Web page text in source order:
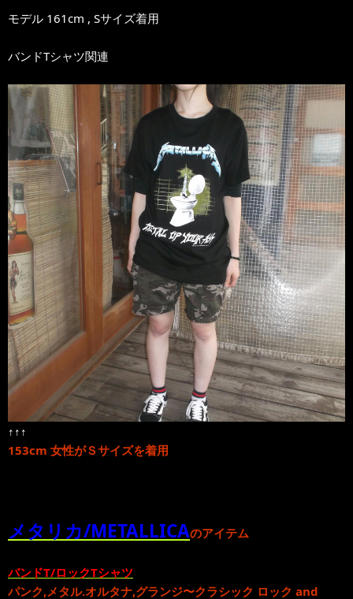
モデル 161cm , Sサイズ着用
バンドTシャツ関連
↑↑↑
153cm 女性がＳサイズを着用
メタリカ/METALLICAのアイテム
バンドT/ロックTシャツ
パンク,メタル.オルタナ,グランジ〜クラシック ロック and